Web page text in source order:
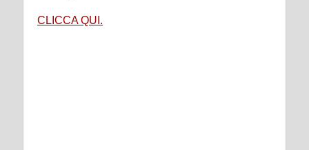
CLICCA QUI.